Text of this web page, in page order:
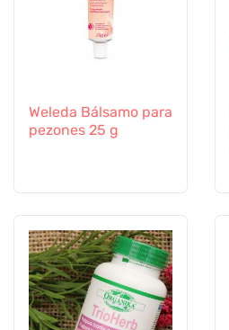
Weleda Bálsamo para
pezones 25 g